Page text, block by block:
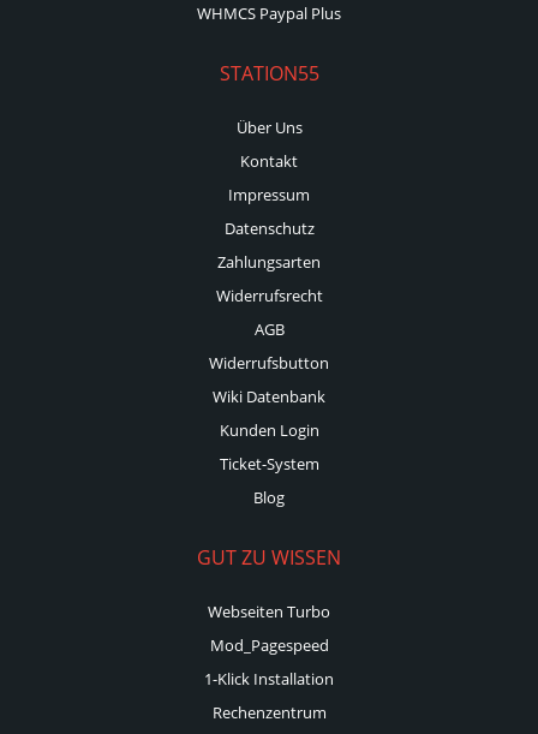
WHMCS Paypal Plus
STATION55
Über Uns
Kontakt
Impressum
Datenschutz
Zahlungsarten
Widerrufsrecht
AGB
Widerrufsbutton
Wiki Datenbank
Kunden Login
Ticket-System
Blog
GUT ZU WISSEN
Webseiten Turbo
Mod_Pagespeed
1-Klick Installation
Rechenzentrum